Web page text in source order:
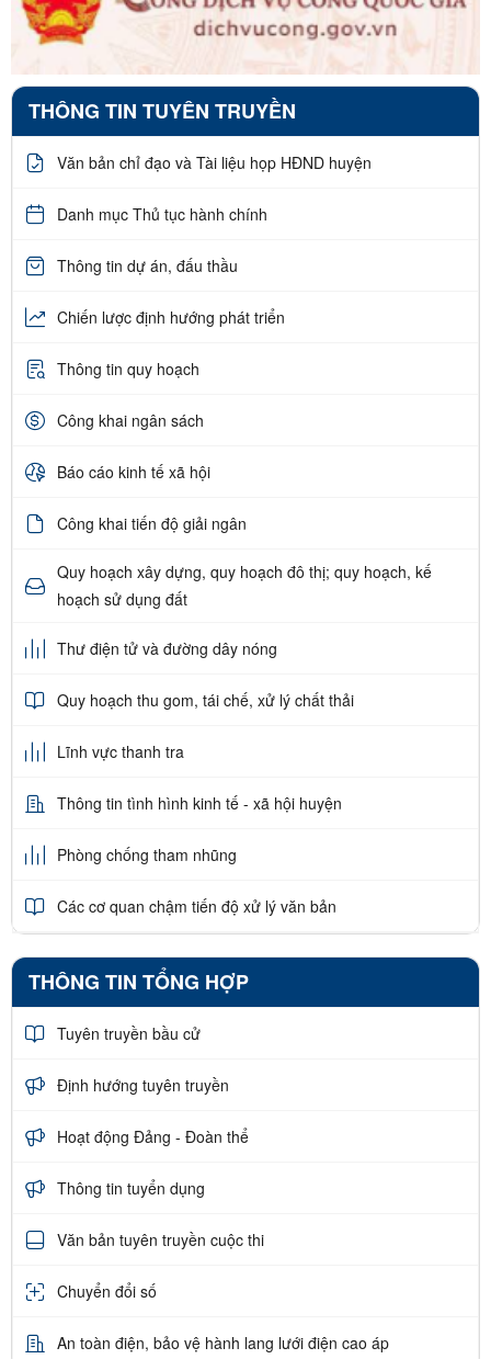
THÔNG TIN TUYÊN TRUYỀN
Văn bản chỉ đạo và Tài liệu họp HĐND huyện
Danh mục Thủ tục hành chính
Thông tin dự án, đấu thầu
Chiến lược định hướng phát triển
Thông tin quy hoạch
Công khai ngân sách
Báo cáo kinh tế xã hội
Công khai tiến độ giải ngân
Quy hoạch xây dựng, quy hoạch đô thị; quy hoạch, kế
hoạch sử dụng đất
Thư điện tử và đường dây nóng
Quy hoạch thu gom, tái chế, xử lý chất thải
Lĩnh vực thanh tra
Thông tin tình hình kinh tế - xã hội huyện
Phòng chống tham nhũng
Các cơ quan chậm tiến độ xử lý văn bản
THÔNG TIN TỔNG HỢP
Tuyên truyền bầu cử
Định hướng tuyên truyền
Hoạt động Đảng - Đoàn thể
Thông tin tuyển dụng
Văn bản tuyên truyền cuộc thi
Chuyển đổi số
An toàn điện, bảo vệ hành lang lưới điện cao áp